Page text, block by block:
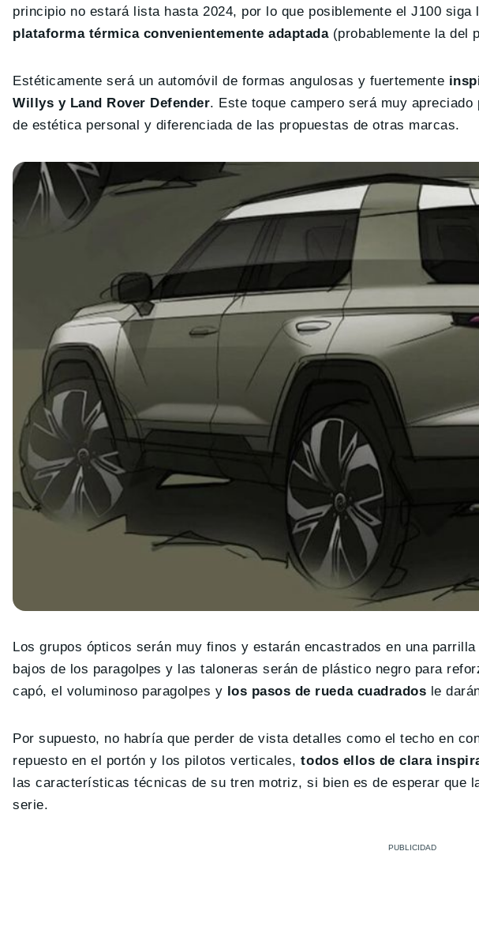
principio no estará lista hasta 2024, por lo que posiblemente el J100
plataforma térmica convenientemente adaptada(probablemente la del
Estéticamente será un automóvil de formas angulosas y fuertemente
Willys y Land Rover Defender. Este toque campero será muy
de estética personal y diferenciada de las propuestas de otras marcas.
Los grupos ópticos serán muy finos y estarán encastrados en una
bajos de los paragolpes y las taloneras serán de plástico negro para
capó, el voluminoso paragolpes y los pasos de rueda cuadrados le
Por supuesto, no habría que perder de vista detalles como el techo en
repuesto en el portón y los pilotos verticales,todos ellos de clara
las características técnicas de su tren motriz, si bien es de esperar que
serie.